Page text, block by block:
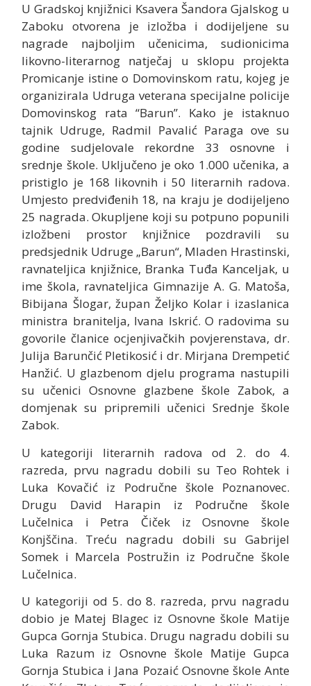
U Gradskoj knjižnici Ksavera Šandora Gjalskog u
Zaboku otvorena je izložba i dodijeljene su
nagrade najboljim učenicima, sudionicima
likovno-literarnog natječaj u sklopu projekta
Promicanje istine o Domovinskom ratu, kojeg je
organizirala Udruga veterana specijalne policije
Domovinskog rata “Barun”. Kako je istaknuo
tajnik Udruge, Radmil Pavalić Paraga ove su
godine sudjelovale rekordne 33 osnovne i
srednje škole. Uključeno je oko 1.000 učenika, a
pristiglo je 168 likovnih i 50 literarnih radova.
Umjesto predviđenih 18, na kraju je dodijeljeno
25 nagrada. Okupljene koji su potpuno popunili
izložbeni prostor knjižnice pozdravili su
predsjednik Udruge „Barun“, Mladen Hrastinski,
ravnateljica knjižnice, Branka Tuđa Kanceljak, u
ime škola, ravnateljica Gimnazije A. G. Matoša,
Bibijana Šlogar, župan Željko Kolar i izaslanica
ministra branitelja, Ivana Iskrić. O radovima su
govorile članice ocjenjivačkih povjerenstava, dr.
Julija Barunčić Pletikosić i dr. Mirjana Drempetić
Hanžić. U glazbenom djelu programa nastupili
su učenici Osnovne glazbene škole Zabok, a
domjenak su pripremili učenici Srednje škole
Zabok.
U kategoriji literarnih radova od 2. do 4.
razreda, prvu nagradu dobili su Teo Rohtek i
Luka Kovačić iz Područne škole Poznanovec.
Drugu David Harapin iz Područne škole
Lučelnica i Petra Čiček iz Osnovne škole
Konjščina. Treću nagradu dobili su Gabrijel
Somek i Marcela Postružin iz Područne škole
Lučelnica.
U kategoriji od 5. do 8. razreda, prvu nagradu
dobio je Matej Blagec iz Osnovne škole Matije
Gupca Gornja Stubica. Drugu nagradu dobili su
Luka Razum iz Osnovne škole Matije Gupca
Gornja Stubica i Jana Pozaić Osnovne škole Ante